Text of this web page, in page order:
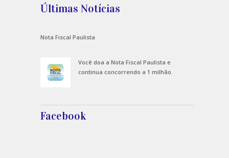
Últimas Notícias
Nota Fiscal Paulista
Você doa a Nota Fiscal Paulista e
continua concorrendo a 1 milhão.
Facebook